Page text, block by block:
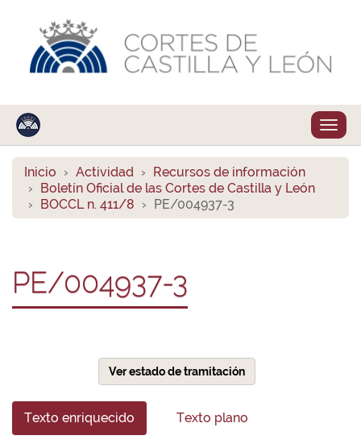
Inicio Actividad
Recursos de información
Boletín Oficial de las Cortes de Castilla y León
BOCCL n. 411/8
PE/004937-3
PE/004937-3
Ver estado de tramitación
Texto enriquecido Texto plano